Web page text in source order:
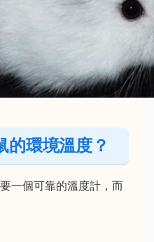
的環境溫度？
一個可靠的溫度計，而